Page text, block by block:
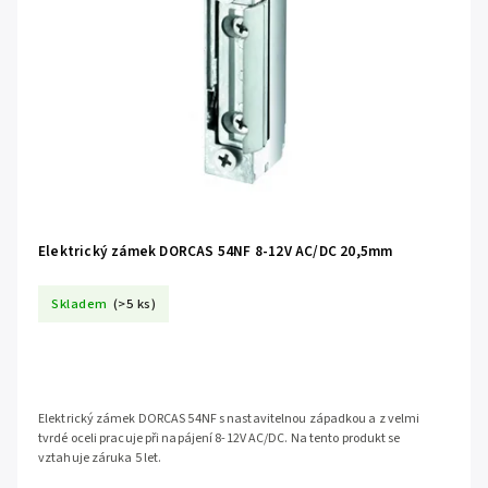
Elektrický zámek DORCAS 54NF 8-12V AC/DC 20,5mm
Skladem (>5 ks)
Elektrický zámek DORCAS 54NF s nastavitelnou západkou a z velmi
tvrdé oceli pracuje při napájení 8-12V AC/DC. Na tento produkt se
vztahuje záruka 5 let.